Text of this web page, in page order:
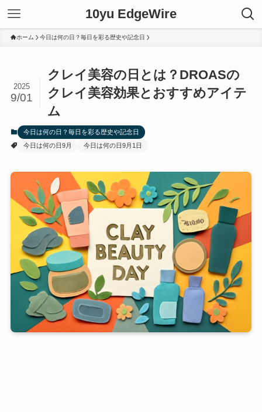
10yu EdgeWire
ホーム 今日は何の日？毎日を彩る歴史や記念日
クレイ美容の日とは？DROASの
クレイ美容効果とおすすめアイテ
ム
2025
9/01
今日は何の日？毎日を彩る歴史や記念日
今日は何の日9月
今日は何の日9月1日